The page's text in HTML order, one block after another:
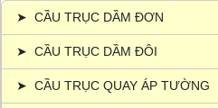
➤ CẦU TRỤC DẦM ĐƠN
➤ CẦU TRỤC DẦM ĐÔI
➤ CẦU TRỤC QUAY ÁP TƯỜNG